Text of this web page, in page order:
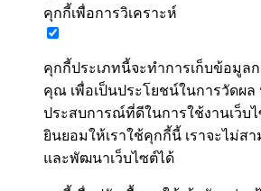
คุกกี้เพื่อการวิเคราะห์
คุกกี้ประเภทนี้จะทำการเก็บข้อมูล
คุณ เพื่อเป็นประโยชน์ในการวัดผ
ประสบการณ์ที่ดีในการใช้งานเว็บ
ยินยอมให้เราใช้คุกกี้นี้ เราจะไม่ส
และพัฒนาเว็บไซต์ได้